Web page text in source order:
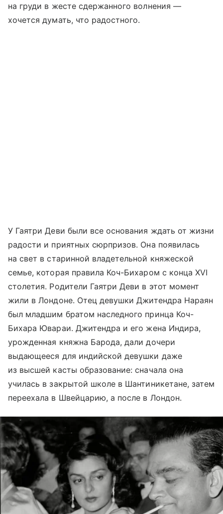
на груди в жесте сдержанного волнения —
хочется думать, что радостного.
У Гаятри Деви были все основания ждать от жизни
радости и приятных сюрпризов. Она появилась
на свет в старинной владетельной княжеской
семье, которая правила Коч-Бихаром с конца XVI
столетия. Родители Гаятри Деви в этот момент
жили в Лондоне. Отец девушки Джитендра Нараян
был младшим братом наследного принца Коч-
Бихара Ювараи. Джитендра и его жена Индира,
урожденная княжна Барода, дали дочери
выдающееся для индийской девушки даже
из высшей касты образование: сначала она
училась в закрытой школе в Шантиникетане, затем
переехала в Швейцарию, а после в Лондон.